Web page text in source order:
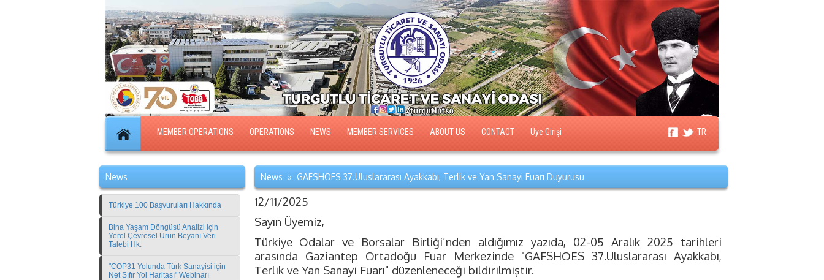
MEMBER OPERATIONS OPERATIONS NEWS MEMBER SERVICES ABOUT US CONTACT Üye Girişi TR
News
Türkiye 100 Başvuruları Hakkında
Bina Yaşam Döngüsü Analizi için
Yerel Çevresel Ürün Beyanı Veri
Talebi Hk.
"COP31 Yolunda Türk Sanayisi için
Net Sıfır Yol Haritası" Webinarı
News » GAFSHOES 37.Uluslararası Ayakkabı, Terlik ve Yan Sanayi Fuarı Duyurusu
12/11/2025
Sayın Üyemiz,
Türkiye Odalar ve Borsalar Birliği’nden aldığımız yazıda, 02-05 Aralık 2025 tarihleri
arasında Gaziantep Ortadoğu Fuar Merkezinde "GAFSHOES 37.Uluslararası Ayakkabı,
Terlik ve Yan Sanayi Fuarı" düzenleneceği bildirilmiştir.